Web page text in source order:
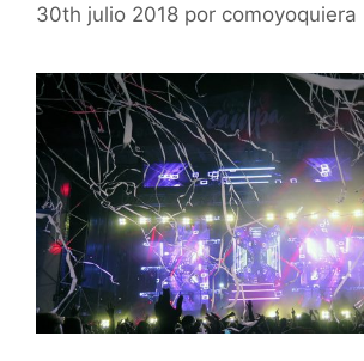
30th julio 2018 por comoyoquiera